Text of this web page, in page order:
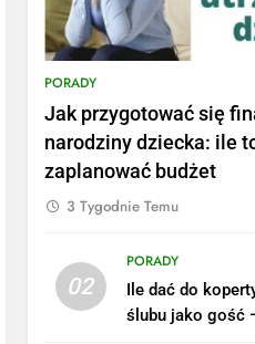
PORADY
Jak przygotować się
narodziny dziecka: ile
zaplanować budżet
3 Tygodnie Temu
02
PORADY
Ile dać do
ślubu jako gość